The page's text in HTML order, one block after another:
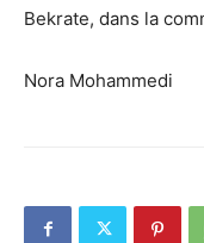
Bekrate, dans la
Nora Mohammedi